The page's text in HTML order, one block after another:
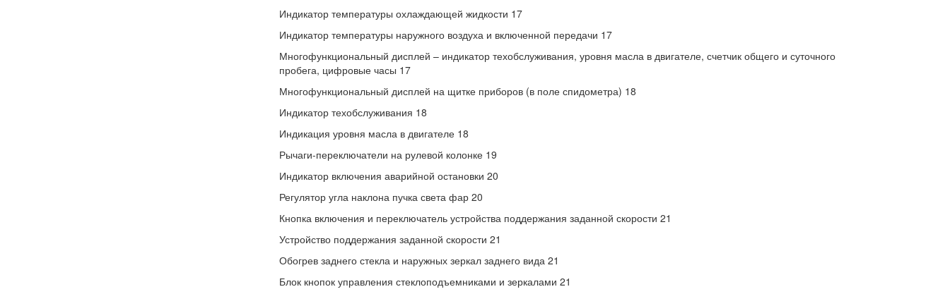
Индикатор температуры охлаждающей жидкости 17
Индикатор температуры наружного воздуха и включенной передачи 17
Многофункциональный дисплей – индикатор техобслуживания, уровня масла в двигателе, счетчик общего и суточного
пробега, цифровые часы 17
Многофункциональный дисплей на щитке приборов (в поле спидометра) 18
Индикатор техобслуживания 18
Индикация уровня масла в двигателе 18
Рычаги-переключатели на рулевой колонке 19
Индикатор включения аварийной остановки 20
Регулятор угла наклона пучка света фар 20
Кнопка включения и переключатель устройства поддержания заданной скорости 21
Устройство поддержания заданной скорости 21
Обогрев заднего стекла и наружных зеркал заднего вида 21
Блок кнопок управления стеклоподъемниками и зеркалами 21